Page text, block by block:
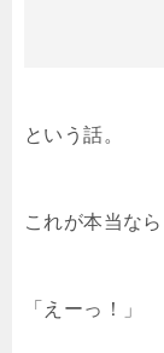
という話。
これが本当なら
「えーっ！」